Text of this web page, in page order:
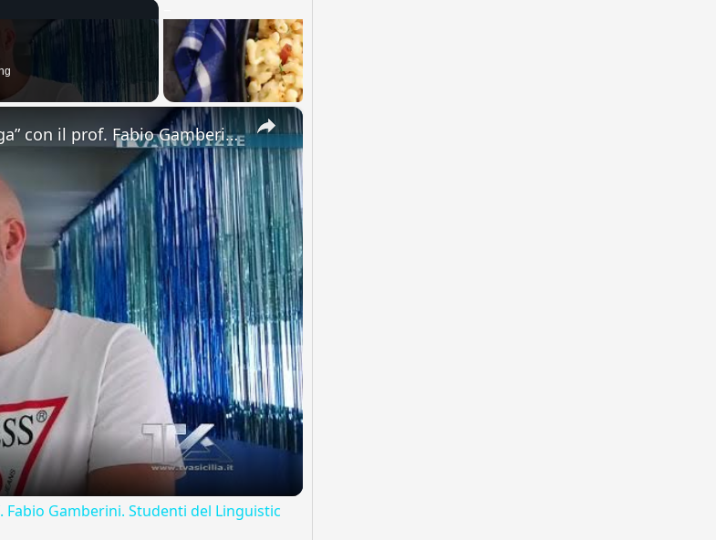
×
Adrano. Interessante incontro al liceo “Verga” con il prof. Fabio Gamberini. Studenti del Linguistic
Gamberini. Studenti del Linguistic